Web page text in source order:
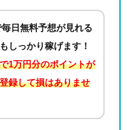
日無料予想が見れる
しっかり稼げます！
1万円分のポイントが
録して損はありませ